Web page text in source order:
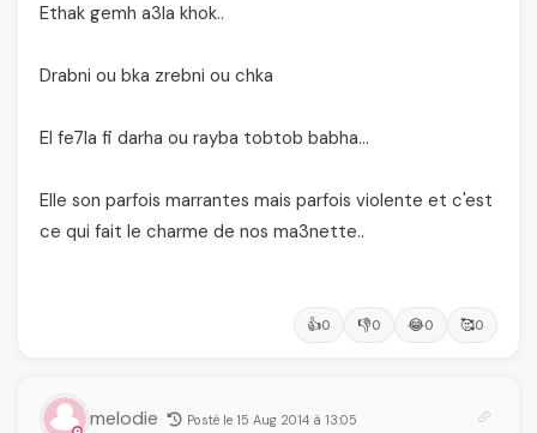
Ethak gemh a3la khok..
Drabni ou bka zrebni ou chka
El fe7la fi darha ou rayba tobtob babha…
Elle son parfois marrantes mais parfois violente et c'est
ce qui fait le charme de nos ma3nette..
👍0 👎0 😂0 🥰0
melodie Posté le 15 Aug 2014 à 13:05